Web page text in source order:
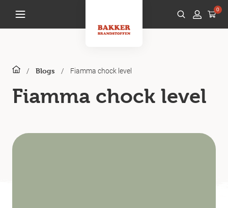
0
/ Blogs / Fiamma chock level
Fiamma chock level